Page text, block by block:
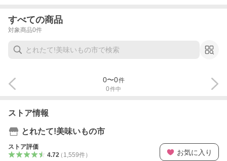
すべての商品
対象商品0件
0件中
0〜0件
ストア情報
とれたて!美味いもの市
ストア評価
4.72（ 1,559件） お気に入り